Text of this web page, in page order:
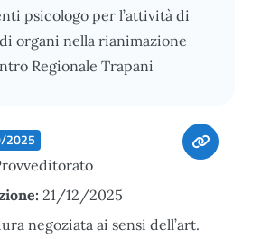
psicologo per l’attività di
organi nella rianimazione
Regionale Trapani
2025
21/12/2025
negoziata ai sensi dell’art.